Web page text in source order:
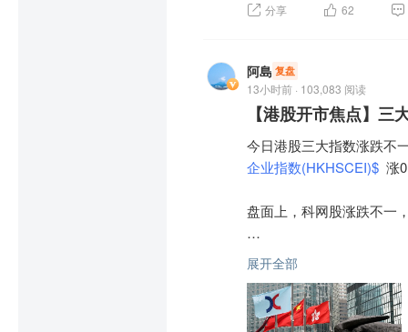
申万宏源主要观点如下：
机器人产业发展的四大关
其中，模型是机器人大
练;本体是机器人物理载
的重点，和机器人的需求
为，在当前阶段，模型和
模型
主流玩家的模型持续迭代
到Gemini Robotics2，在
似度较高，多为VLA、扩
花齐放态势：1)科技大厂
业绩大幅向好。
6G概念延续强势，武汉
盛路通信、灿勤科技、信
的6G基站。
华泰证券研报表示，过去
济形势分析和下半年政策
消费级存储产品已出现价
绝接受三星第三季度报价
市场另一核心分歧指向长
例。
市场预期。
对于后续走势，机构观点
分享 62
阿島 复盘
13小时前 · 103,083 阅读
【港股开市焦点】
今日港股三大指数涨跌不
企业指数(HKHSCEI)$ 涨
盘面上，科网股涨跌不一
光通信板块高开，中际旭
石油股活跃，中海油 $中
展开全部